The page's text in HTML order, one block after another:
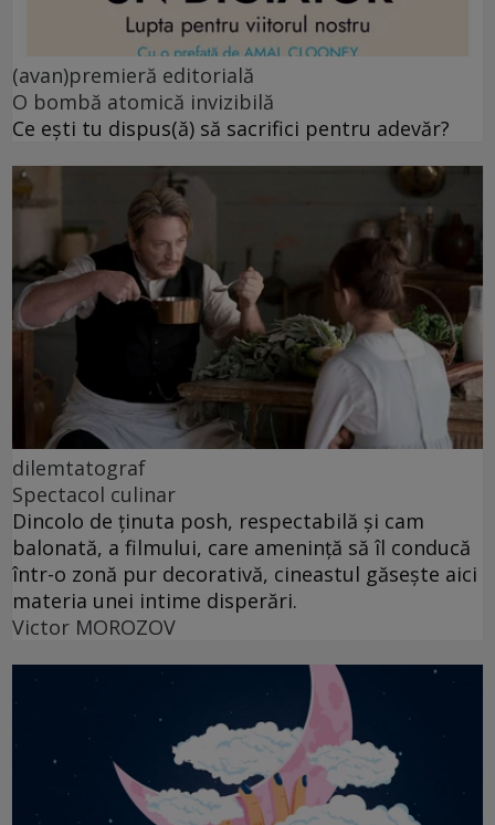
(avan)premieră editorială
O bombă atomică invizibilă
Ce ești tu dispus(ă) să sacrifici pentru adevăr?
dilemtatograf
Spectacol culinar
Dincolo de ținuta posh, respectabilă și cam
balonată, a filmului, care amenință să îl conducă
într-o zonă pur decorativă, cineastul găsește aici
materia unei intime disperări.
Victor MOROZOV